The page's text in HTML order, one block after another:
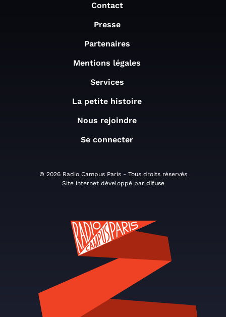
Contact
Presse
Partenaires
Mentions légales
Services
La petite histoire
Nous rejoindre
Se connecter
© 2026 Radio Campus Paris - Tous droits réservés
Site internet développé par difuse